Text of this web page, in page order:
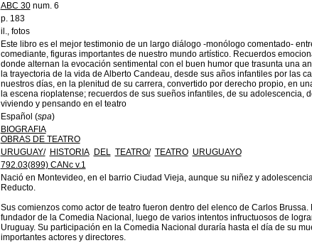
ABC 30num. 6
p. 183
il., fotos
Este libro es el mejor testimonio de un largo diálogo -monólogo comentado-
comediante, figuras importantes de nuestro mundo artístico. Recuerdos
donde alternan la evocación sentimental con el buen humor que trasunta una
la trayectoria de la vida de Alberto Candeau, desde sus años infantiles por las
nuestros días, en la plenitud de su carrera, convertido por derecho propio, en
la escena rioplatense; recuerdos de sus sueños infantiles, de su adolescencia,
viviendo y pensando en el teatro
Español (spa)
BIOGRAFIA
OBRAS DE TEATRO
URUGUAY/ HISTORIA DEL TEATRO/ TEATRO URUGUAYO
792.03(899) CANc v.1
Nació en Montevideo, en el barrio Ciudad Vieja, aunque su niñez y
Reducto.
Sus comienzos como actor de teatro fueron dentro del elenco de Carlos
fundador de la Comedia Nacional, luego de varios intentos infructuosos de
Uruguay. Su participación en la Comedia Nacional duraría hasta el día de su
importantes actores y directores.